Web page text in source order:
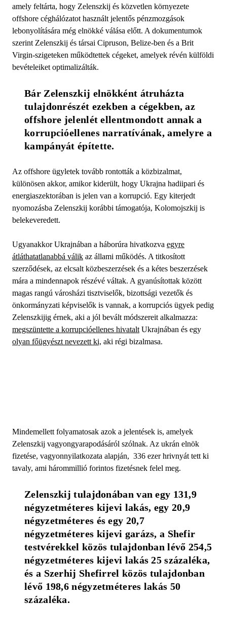
amely feltárta, hogy Zelenszkij és közvetlen környezete
offshore céghálózatot használt jelentős pénzmozgások
lebonyolítására még elnökké válása előtt. A dokumentumok
szerint Zelenszkij és társai Cipruson, Belize-ben és a Brit
Virgin-szigeteken működtettek cégeket, amelyek révén külföldi
bevételeiket optimalizálták.
Bár Zelenszkij elnökként átruházta
tulajdonrészét ezekben a cégekben, az
offshore jelenlét ellentmondott annak a
korrupcióellenes narratívának, amelyre a
kampányát építette.
Az offshore ügyletek tovább rontották a közbizalmat,
különösen akkor, amikor kiderült, hogy Ukrajna hadiipari és
energiaszektorában is jelen van a korrupció. Egy kiterjedt
nyomozásba Zelenszkij korábbi támogatója, Kolomojszkij is
belekeveredett.
Ugyanakkor Ukrajnában a háborúra hivatkozva egyre
átláthatatlanabbá válik az állami működés. A titkosított
szerződések, az elcsalt közbeszerzések és a kétes beszerzések
mára a mindennapok részévé váltak. A gyanúsítottak között
magas rangú városházi tisztviselők, bizottsági vezetők és
önkormányzati képviselők is vannak, a korrupciós ügyek pedig
Zelenszkijig érnek, aki a jól bevált módszereit alkalmazza:
megszüntette a korrupcióellenes hivatalt Ukrajnában és egy
olyan főügyészt nevezett ki, aki régi bizalmasa.
Mindemellett folyamatosak azok a jelentések is, amelyek
Zelenszkij vagyongyarapodásáról szólnak. Az ukrán elnök
fizetése, vagyonnyilatkozata alapján, 336 ezer hrivnyát tett ki
tavaly, ami hárommillió forintos fizetésnek felel meg.
Zelenszkij tulajdonában van egy 131,9
négyzetméteres kijevi lakás, egy 20,9
négyzetméteres és egy 20,7
négyzetméteres kijevi garázs, a Shefir
testvérekkel közös tulajdonban lévő 254,5
négyzetméteres kijevi lakás 25 százaléka,
és a Szerhij Shefirrel közös tulajdonban
lévő 198,6 négyzetméteres lakás 50
százaléka.